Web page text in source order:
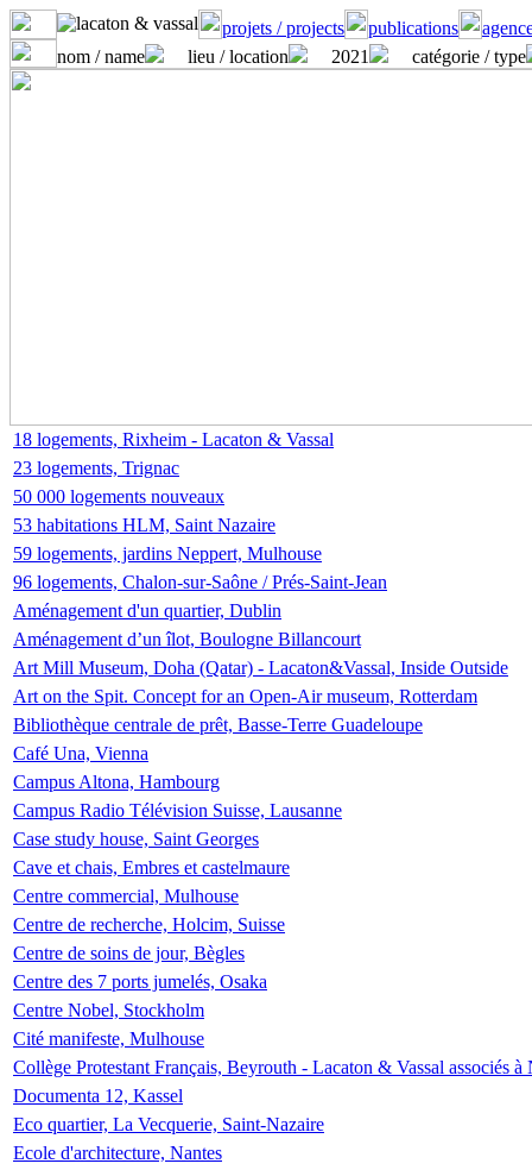
projets / projects publications
nom / name
lieu / location 2021 catégorie / type
18 logements, Rixheim - Lacaton & Vassal
23 logements, Trignac
50 000 logements nouveaux
53 habitations HLM, Saint Nazaire
59 logements, jardins Neppert, Mulhouse
96 logements, Chalon-sur-Saône / Prés-Saint-Jean
Aménagement d'un quartier, Dublin
Aménagement d’un îlot, Boulogne Billancourt
Art Mill Museum, Doha (Qatar) - Lacaton&Vassal, Inside Outside
Art on the Spit. Concept for an Open-Air museum, Rotterdam
Bibliothèque centrale de prêt, Basse-Terre Guadeloupe
Café Una, Vienna
Campus Altona, Hambourg
Campus Radio Télévision Suisse, Lausanne
Case study house, Saint Georges
Cave et chais, Embres et castelmaure
Centre commercial, Mulhouse
Centre de recherche, Holcim, Suisse
Centre de soins de jour, Bègles
Centre des 7 ports jumelés, Osaka
Centre Nobel, Stockholm
Cité manifeste, Mulhouse
Collège Protestant Français, Beyrouth - Lacaton & Vassal associés
Documenta 12, Kassel
Eco quartier, La Vecquerie, Saint-Nazaire
Ecole d'architecture, Nantes